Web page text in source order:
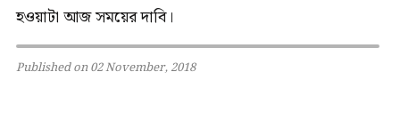
হওয়াটা আজ সময়ের দাবি।
Published on 02 November, 2018